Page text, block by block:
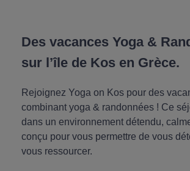
Des vacances Yoga &
sur l’île de Kos en Grèce.
Rejoignez Yoga on Kos pour des
combinant yoga & randonnées ! Ce
dans un environnement détendu,
conçu pour vous permettre de vous
vous ressourcer.